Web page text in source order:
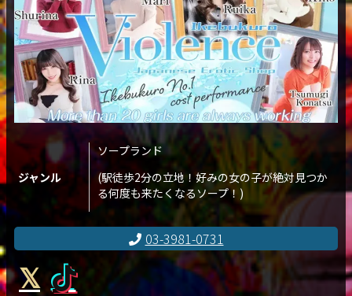
ジャンル
ソープランド
(駅徒歩2分の立地！好みの女の子が絶対見つか
る何度も来たくなるソープ！)
03-3981-0731